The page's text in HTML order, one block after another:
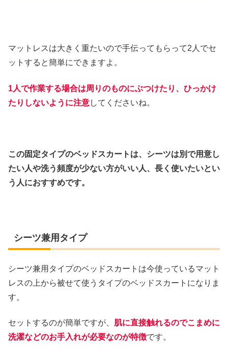
マットレスは大きく重たいので手伝ってもらって2人でセ
ットすると簡単にできますよ。
1人で作業する場合は周りのものにぶつけたり、ひっかけ
たりしないように注意してくださいね。
この固定タイプのベッドスカートは、シーツは別で用意し
たい人や洗う頻度が少ない方がいい人、長く使いたいとい
う人におすすめです。
シーツ兼用タイプ
シーツ兼用タイプのベッドスカートは今使っているマット
レスの上から被せて使うタイプのベッドスカートになりま
す。
セットするのが簡単ですが、 肌に直接触れるのでこまめに
洗濯などのお手入れが必要なのが特徴です。